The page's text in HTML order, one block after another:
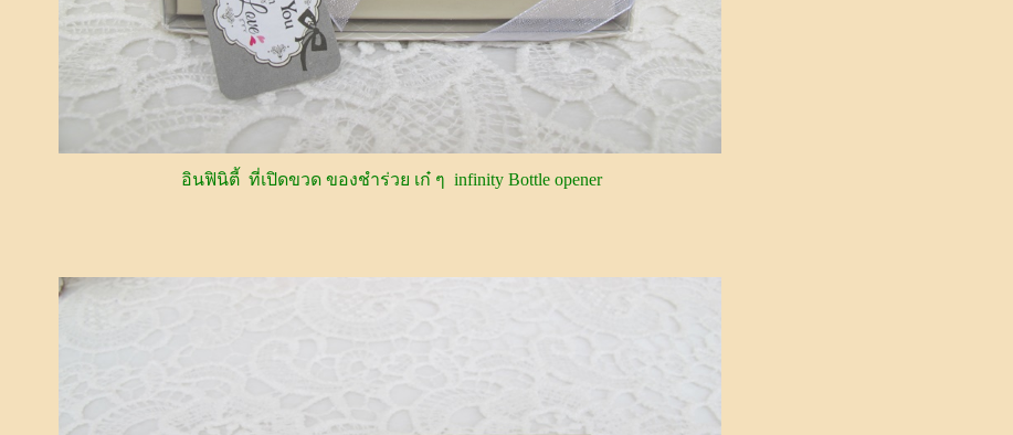
อินฟินิตี้ ที่เปิดขวด ของชำร่วย เก๋ ๆ infinity Bottle opener